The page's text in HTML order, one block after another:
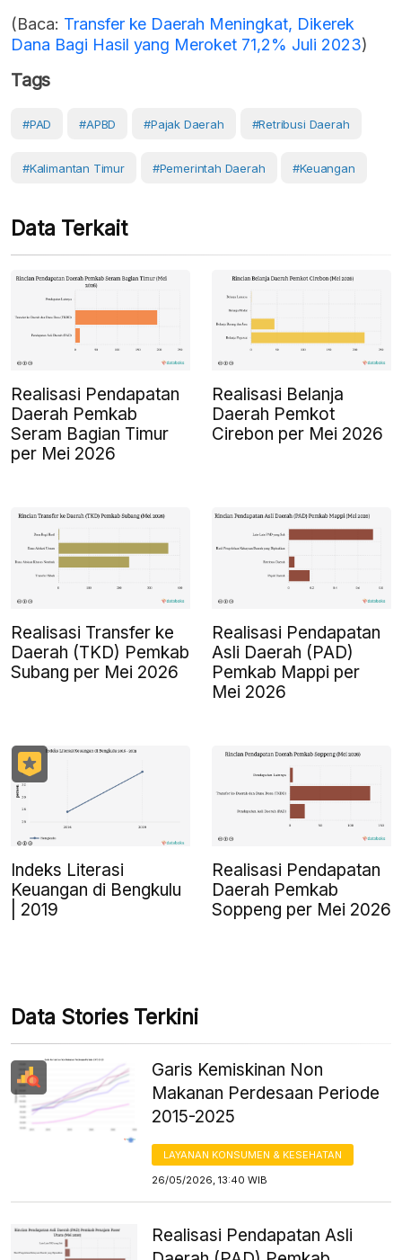
(Baca: Transfer ke Daerah Meningkat, Dikerek
Dana Bagi Hasil yang Meroket 71,2% Juli 2023)
Tags
#PAD #APBD #pajak Daerah #Retribusi Daerah
#Kalimantan Timur #Pemerintah Daerah #Keuangan
Data Terkait
Realisasi Pendapatan
Daerah Pemkab
Seram Bagian Timur
per Mei 2026
Realisasi Belanja
Daerah Pemkot
Cirebon per Mei 2026
Realisasi Transfer ke
Daerah (TKD) Pemkab
Subang per Mei 2026
Realisasi Pendapatan
Asli Daerah (PAD)
Pemkab Mappi per
Mei 2026
Indeks Literasi
Keuangan di Bengkulu
| 2019
Realisasi Pendapatan
Daerah Pemkab
Soppeng per Mei 2026
Data Stories Terkini
Garis Kemiskinan Non
Makanan Perdesaan Periode
2015-2025
LAYANAN KONSUMEN & KESEHATAN
26/05/2026, 13:40 WIB
Realisasi Pendapatan Asli